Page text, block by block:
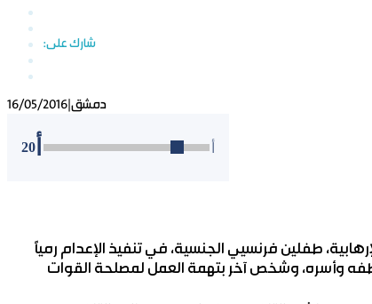
16/05/2016 دمشق
20
طفلين فرنسيي الجنسية، في تنفيذ الإعدام رمياً
وأسره، وشخص آخر بتهمة العمل لمصلحة القوات